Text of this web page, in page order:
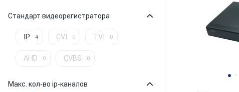
Стандарт видеорегистратора
IP 4 CVI 0 TVI 0
AHD 0 CVBS 0
Макс. кол-во ip-каналов